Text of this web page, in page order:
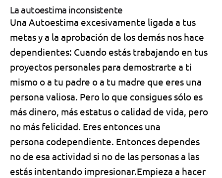
La autoestima inconsistente
Una Autoestima excesivamente ligada a tus
metas y a la aprobación de los demás nos hace
dependientes: Cuando estás trabajando en tus
proyectos personales para demostrarte a ti
mismo o a tu padre o a tu madre que eres una
persona valiosa. Pero lo que consigues sólo es
más dinero, más estatus o calidad de vida, pero
no más felicidad. Eres entonces una
persona codependiente. Entonces dependes
no de esa actividad si no de las personas a las
estás intentando impresionar.Empieza a hacer